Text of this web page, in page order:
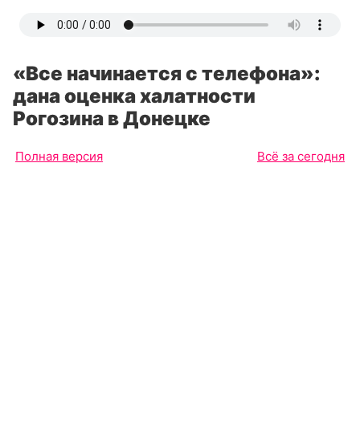
«Все начинается с телефона»:
дана оценка халатности
Рогозина в Донецке
Полная версия Всё за сегодня